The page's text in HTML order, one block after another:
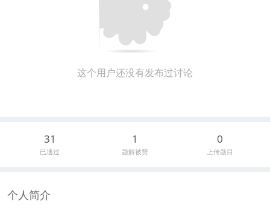
这个用户还没有发布过讨论
31
已通过
1
题解被赞
0
上传题目
个人简介